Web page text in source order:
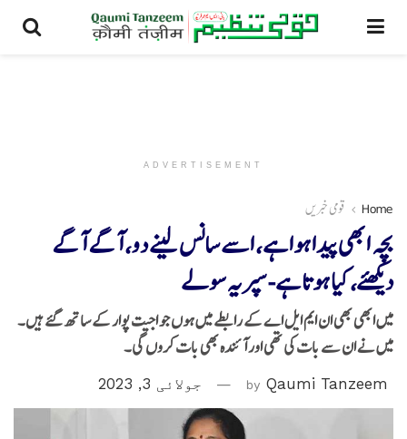
ADVERTISEMENT
Home قومی خبریں
بچہ ابھی پیدا ہوا ہے، اسے سانس لینے دو، آگے آگے
دیکھئے، کیا ہوتا ہے-سپریہ سولے
میں ابھی بھی ان ایم ایل اے کے رابطے میں ہوں جو اجیت پوار کے ساتھ گئے ہیں۔
میں نے ان سے بات کی تھی اور آئندہ بھی بات کروں گی۔
by Qaumi Tanzeem جولائی 3, 2023